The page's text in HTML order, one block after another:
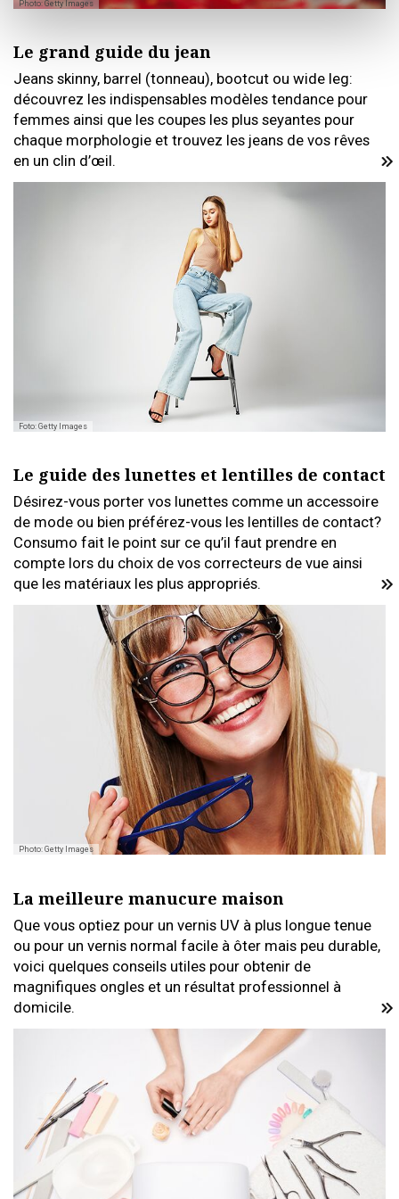
Photo: Getty Images
Le grand guide du jean
Jeans skinny, barrel (tonneau), bootcut ou wide leg:
découvrez les indispensables modèles tendance pour
femmes ainsi que les coupes les plus seyantes pour
chaque morphologie et trouvez les jeans de vos rêves
en un clin d’œil.
Foto: Getty Images
Le guide des lunettes et lentilles de contact
Désirez-vous porter vos lunettes comme un accessoire
de mode ou bien préférez-vous les lentilles de contact?
Consumo fait le point sur ce qu’il faut prendre en
compte lors du choix de vos correcteurs de vue ainsi
que les matériaux les plus appropriés.
Photo: Getty Images
La meilleure manucure maison
Que vous optiez pour un vernis UV à plus longue tenue
ou pour un vernis normal facile à ôter mais peu durable,
voici quelques conseils utiles pour obtenir de
magnifiques ongles et un résultat professionnel à
domicile.